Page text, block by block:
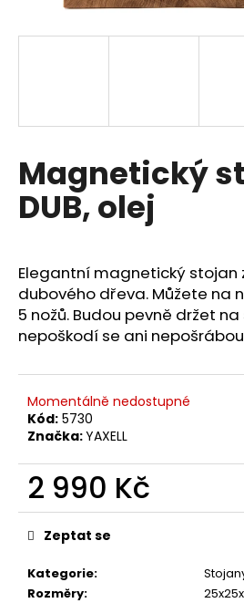
Magnetický
DUB, olej
Elegantní magnetický stojan
dubového dřeva. Můžete na
5 nožů. Budou pevně držet
nepoškodí se ani
Momentálně nedostupné
Kód: 5730
Značka:YAXELL
2 990 Kč
Měrná
cena:
Kategorie:
Rozměry:
Zeptat se
j
?
D
o
p
r
u
č
u
e
m
e